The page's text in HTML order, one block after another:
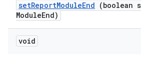
setReportModuleEnd (boolean
ModuleEnd)
void